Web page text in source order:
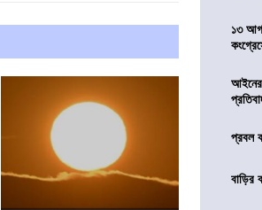
১৩
আইনের
প্রবল
বাড়ির